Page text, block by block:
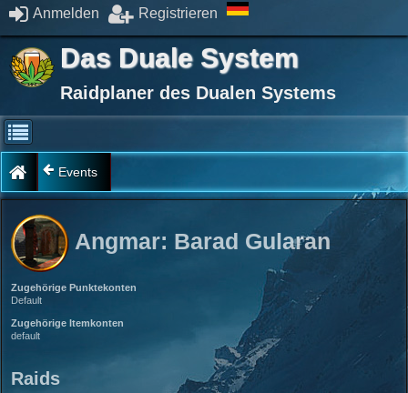
Anmelden Registrieren
Das Duale System
Raidplaner des Dualen Systems
Events
Angmar: Barad Gularan
Zugehörige Punktekonten
Default
Zugehörige Itemkonten
default
Raids